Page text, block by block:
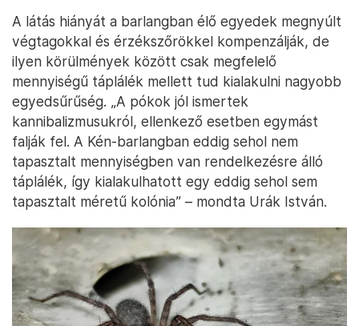
A látás hiányát a barlangban élő egyedek megnyúlt
végtagokkal és érzékszőrökkel kompenzálják, de
ilyen körülmények között csak megfelelő
mennyiségű táplálék mellett tud kialakulni nagyobb
egyedsűrűség. „A pókok jól ismertek
kannibalizmusukról, ellenkező esetben egymást
falják fel. A Kén-barlangban eddig sehol nem
tapasztalt mennyiségben van rendelkezésre álló
táplálék, így kialakulhatott egy eddig sehol sem
tapasztalt méretű kolónia” – mondta Urák István.